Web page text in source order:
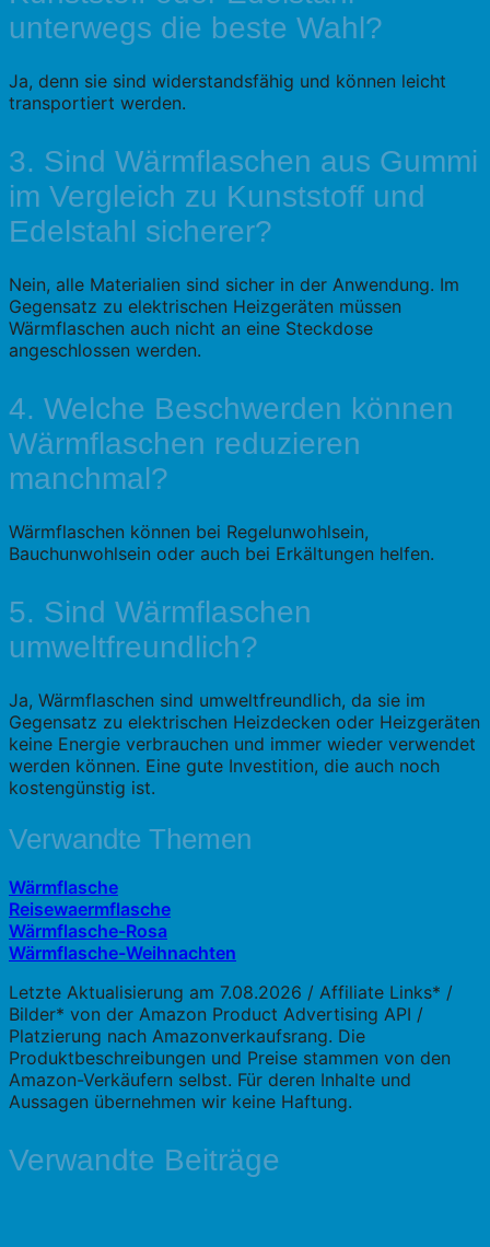
unterwegs die beste Wahl?
Ja, denn sie sind widerstandsfähig und können leicht
transportiert werden.
3. Sind Wärmflaschen aus Gummi
im Vergleich zu Kunststoff und
Edelstahl sicherer?
Nein, alle Materialien sind sicher in der Anwendung. Im
Gegensatz zu elektrischen Heizgeräten müssen
Wärmflaschen auch nicht an eine Steckdose
angeschlossen werden.
4. Welche Beschwerden können
Wärmflaschen reduzieren
manchmal?
Wärmflaschen können bei Regelunwohlsein,
Bauchunwohlsein oder auch bei Erkältungen helfen.
5. Sind Wärmflaschen
umweltfreundlich?
Ja, Wärmflaschen sind umweltfreundlich, da sie im
Gegensatz zu elektrischen Heizdecken oder Heizgeräten
keine Energie verbrauchen und immer wieder verwendet
werden können. Eine gute Investition, die auch noch
kostengünstig ist.
Verwandte Themen
Wärmflasche
Reisewaermflasche
Wärmflasche-Rosa
Wärmflasche-Weihnachten
Letzte Aktualisierung am 7.08.2026 / Affiliate Links* /
Bilder* von der Amazon Product Advertising API /
Platzierung nach Amazonverkaufsrang. Die
Produktbeschreibungen und Preise stammen von den
Amazon-Verkäufern selbst. Für deren Inhalte und
Aussagen übernehmen wir keine Haftung.
Verwandte Beiträge